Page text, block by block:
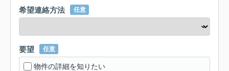
希望連絡方法 任意
要望 任意
物件の詳細を知りたい